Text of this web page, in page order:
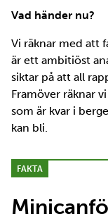
Vad händer nu?
Vi räknar med att
är ett ambitiöst
siktar på att all
Framöver räknar
som är kvar i
kan bli.
FAKTA